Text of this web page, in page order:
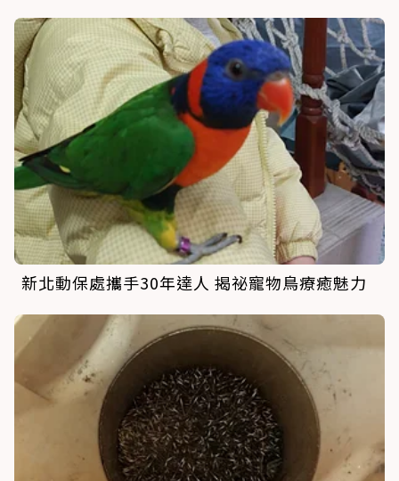
新北動保處攜手30年達人 揭祕寵物鳥療癒魅力